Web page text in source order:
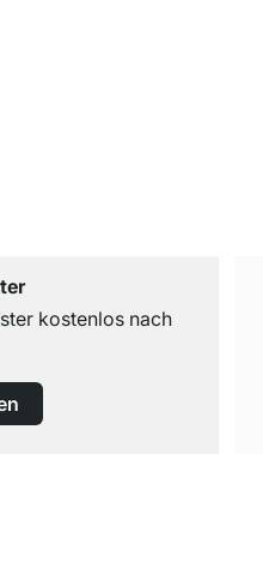
kostenlos nach